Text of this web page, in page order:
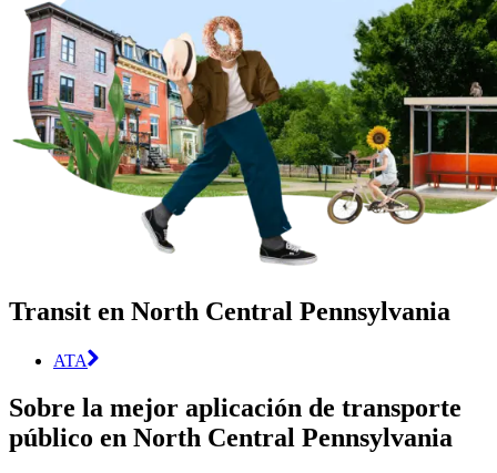
Transit en North Central Pennsylvania
ATA
Sobre la mejor aplicación de transporte
público en North Central Pennsylvania